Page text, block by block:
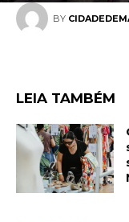
BY
LEIA TAMBÉM